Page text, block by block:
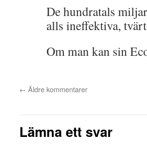
De hundratals
alls ineffektiva,
Om man kan sin
← Äldre kommentarer
Lämna ett svar